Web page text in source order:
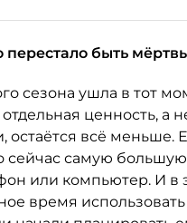
перестало быть
сезона ушла в тот
ценность, а
остаётся всё меньше.
сейчас самую
или компьютер. И в
время